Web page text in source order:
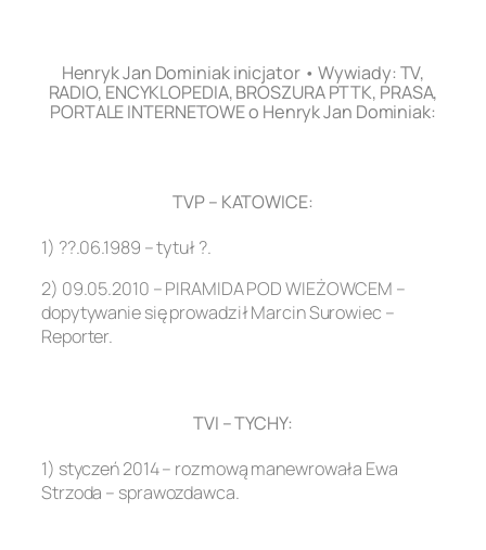
Henryk Jan Dominiak inicjator • Wywiady: TV,
RADIO, ENCYKLOPEDIA, BROSZURA PTTK, PRASA,
PORTALE INTERNETOWE o Henryk Jan Dominiak:
TVP – KATOWICE:
1) ??.06.1989 – tytuł ?.
2) 09.05.2010 – PIRAMIDA POD WIEŻOWCEM –
dopytywanie się prowadził Marcin Surowiec –
Reporter.
TVI – TYCHY:
1) styczeń 2014 – rozmową manewrowała Ewa
Strzoda – sprawozdawca.